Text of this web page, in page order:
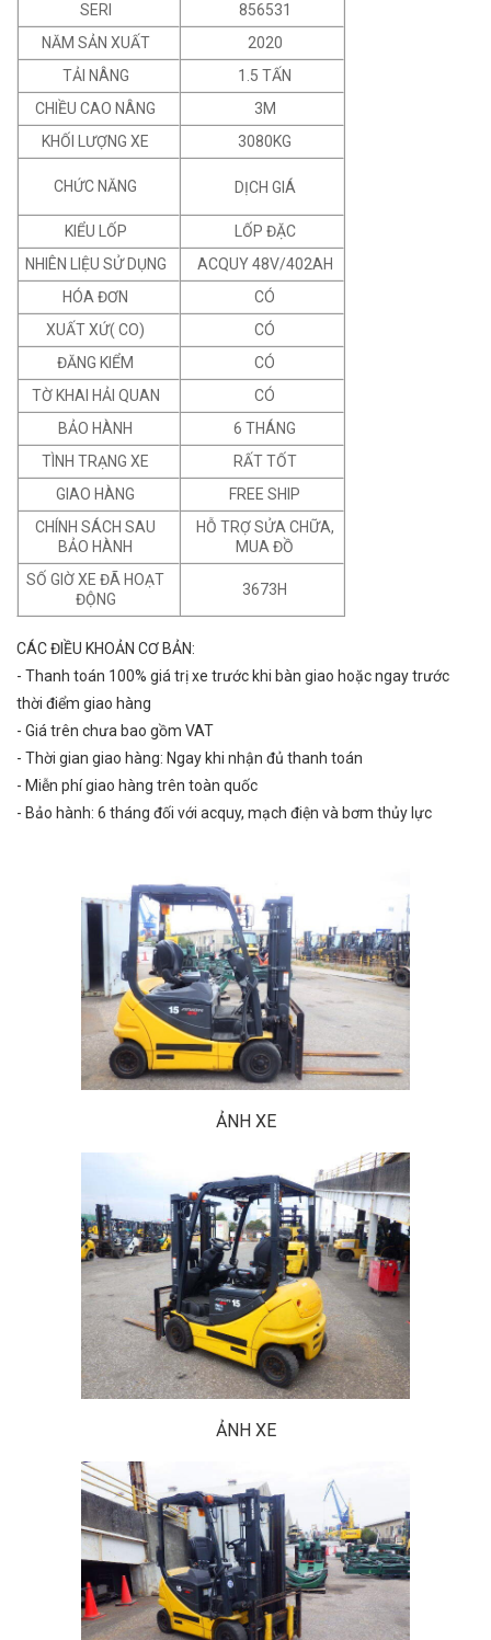
SERI
856531
NĂM SẢN XUẤT
2020
TẢI NÂNG
1.5 TẤN
CHIỀU CAO NÂNG
3M
KHỐI LƯỢNG XE
3080KG
CHỨC NĂNG DỊCH GIÁ
KIỂU LỐP
LỐP ĐẶC
NHIÊN LIỆU SỬ DỤNG
ACQUY 48V/402AH
HÓA ĐƠN
CÓ
XUẤT XỨ( CO)
CÓ
ĐĂNG KIỂM
CÓ
TỜ KHAI HẢI QUAN
CÓ
BẢO HÀNH
6 THÁNG
TÌNH TRẠNG XE
RẤT TỐT
GIAO HÀNG
FREE SHIP
CHÍNH SÁCH SAU
BẢO HÀNH
HỖ TRỢ SỬA CHỮA,
MUA ĐỒ
SỐ GIỜ XE ĐÃ HOẠT
ĐỘNG
3673H
CÁC ĐIỀU KHOẢN CƠ BẢN:
- Thanh toán 100% giá trị xe trước khi bàn giao hoặc ngay trước
thời điểm giao hàng
- Giá trên chưa bao gồm VAT
- Thời gian giao hàng: Ngay khi nhận đủ thanh toán
- Miễn phí giao hàng trên toàn quốc
- Bảo hành: 6 tháng đối với acquy, mạch điện và bơm thủy lực
ẢNH XE
ẢNH XE